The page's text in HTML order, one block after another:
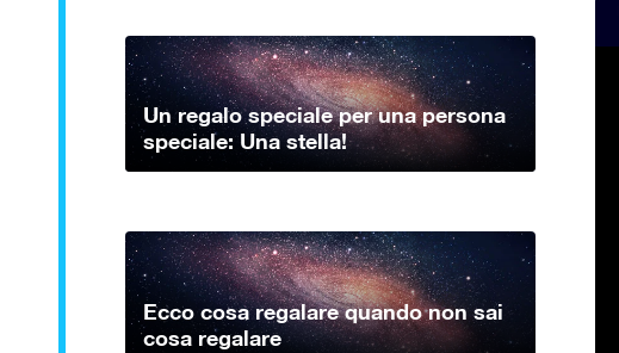
Un regalo speciale per una persona
speciale: Una stella!
Ecco cosa regalare quando non sai
cosa regalare